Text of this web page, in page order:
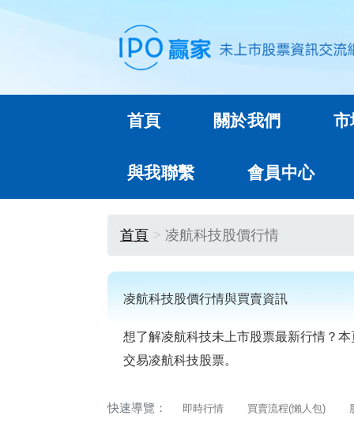
首頁 關於我們 市
與我聯繫 會員中心
首頁 凌航科技股價行情
凌航科技股價行情與買賣資訊
想了解凌航科技未上市股票最新行情？
交易凌航科技股票。
快速導覽： 即時行情 買賣流程(懶人包)